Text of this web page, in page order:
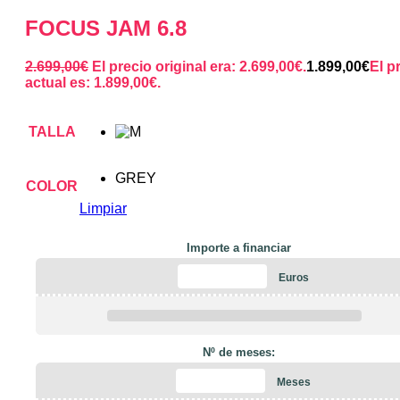
FOCUS JAM 6.8
2.699,00€ El precio original era: 2.699,00€.1.899,00€El
actual es: 1.899,00€.
TALLA
COLOR
GREY
Limpiar
Importe a financiar
Euros
Nº de meses:
Meses